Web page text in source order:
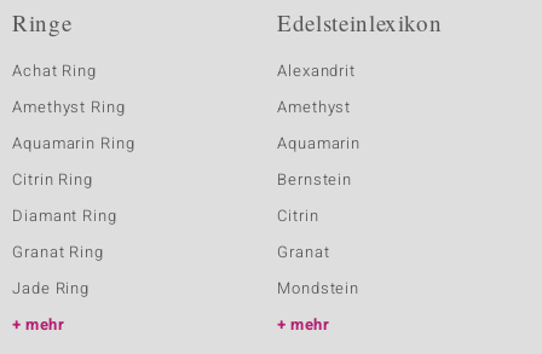
Ringe
Achat Ring
Amethyst Ring
Aquamarin Ring
Citrin Ring
Diamant Ring
Granat Ring
Jade Ring
mehr
Edelsteinlexikon
Alexandrit
Amethyst
Aquamarin
Bernstein
Citrin
Granat
Mondstein
mehr